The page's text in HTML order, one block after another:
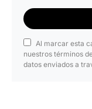
Al marcar esta
nuestros términos
datos enviados a